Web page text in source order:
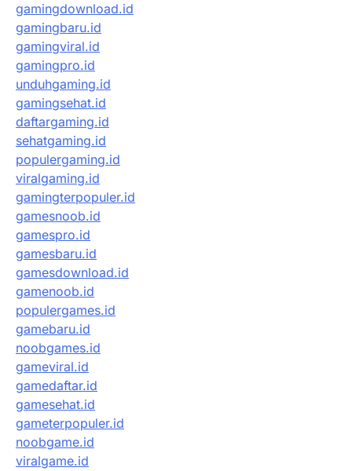
gamingdownload.id
gamingbaru.id
gamingviral.id
gamingpro.id
unduhgaming.id
gamingsehat.id
daftargaming.id
sehatgaming.id
populergaming.id
viralgaming.id
gamingterpopuler.id
gamesnoob.id
gamespro.id
gamesbaru.id
gamesdownload.id
gamenoob.id
populergames.id
gamebaru.id
noobgames.id
gameviral.id
gamedaftar.id
gamesehat.id
gameterpopuler.id
noobgame.id
viralgame.id